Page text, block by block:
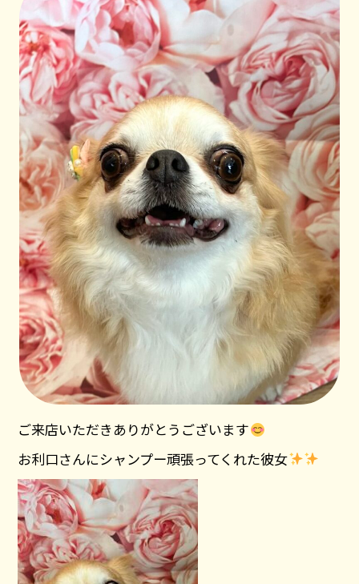
ご来店いただきありがとうございます
お利口さんにシャンプー頑張ってくれた彼女